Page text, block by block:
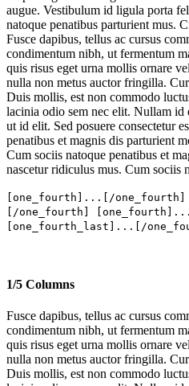
augue. Vestibulum id ligula porta
natoque penatibus parturient mus.
Fusce dapibus, tellus ac cursus
condimentum nibh, ut fermentum
quis risus eget urna mollis ornare
nulla non metus auctor fringilla.
Duis mollis, est non commodo
lacinia odio sem nec elit. Nullam
ut id elit. Sed posuere consectetur
penatibus et magnis dis parturient
Cum sociis natoque penatibus et
nascetur ridiculus mus. Cum sociis
[one_fourth]...[/
[/one_fourth]
[one_fourth_last]...[/
1/5 Columns
Fusce dapibus, tellus ac cursus
condimentum nibh, ut fermentum
quis risus eget urna mollis ornare
nulla non metus auctor fringilla.
Duis mollis, est non commodo